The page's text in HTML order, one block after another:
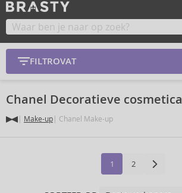
FILTROVAT
Chanel Decoratieve cosmetica
Make-up Chanel Make-up
1 2